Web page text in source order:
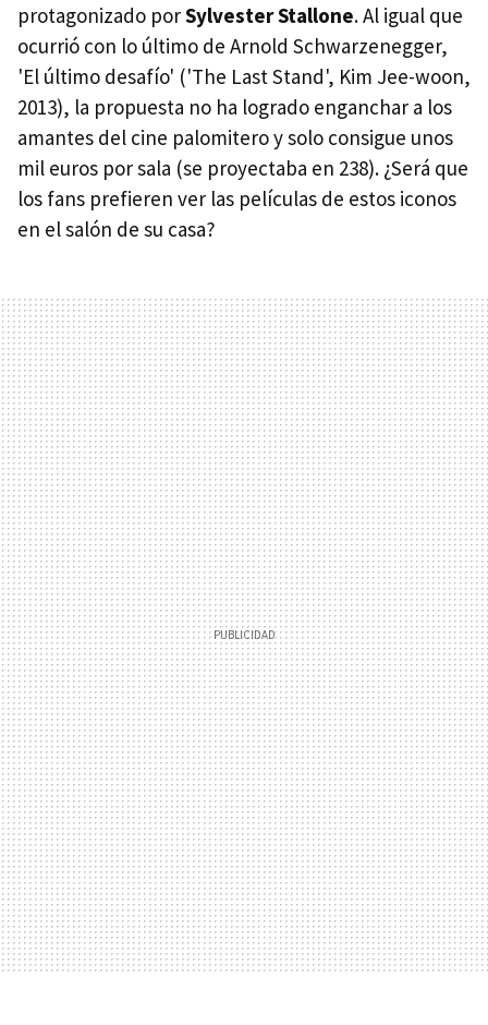
protagonizado porSylvester Stallone. Al igual que
ocurrió con lo último de Arnold Schwarzenegger,
'El último desafío' ('The Last Stand', Kim Jee-woon,
2013), la propuesta no ha logrado enganchar a los
amantes del cine palomitero y solo consigue unos
mil euros por sala (se proyectaba en 238). ¿Será que
los fans prefieren ver las películas de estos iconos
en el salón de su casa?